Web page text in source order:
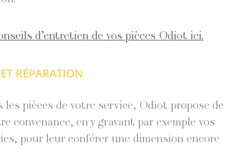
d’entretien de vos pièces Odiot ici.
RÉPARATION
pièces de votre service, Odiot propose de
convenance, en y gravant par exemple vos
pour leur conférer une dimension encore